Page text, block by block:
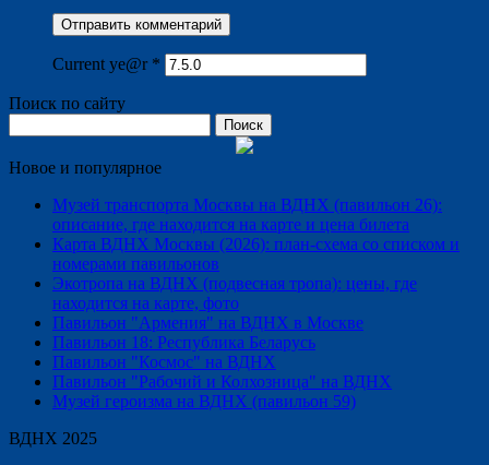
Current ye@r *
Поиск по сайту
Новое и популярное
Музей транспорта Москвы на ВДНХ (павильон 26):
описание, где находится на карте и цена билета
Карта ВДНХ Москвы (2026): план-схема со списком и
номерами павильонов
Экотропа на ВДНХ (подвесная тропа): цены, где
находится на карте, фото
Павильон "Армения" на ВДНХ в Москве
Павильон 18: Республика Беларусь
Павильон "Космос" на ВДНХ
Павильон "Рабочий и Колхозница" на ВДНХ
Музей героизма на ВДНХ (павильон 59)
ВДНХ 2025